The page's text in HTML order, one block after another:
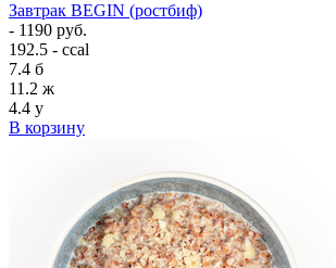
Завтрак BEGIN (ростбиф)
- 1190 руб.
192.5 - ccal
7.4 б
11.2 ж
4.4 у
В корзину